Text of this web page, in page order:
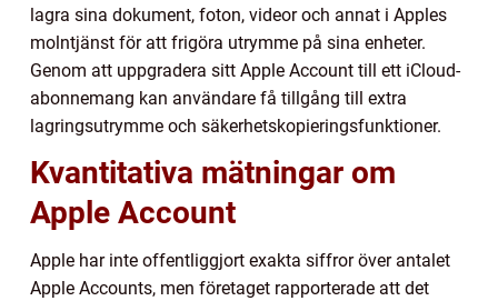
lagra sina dokument, foton, videor och annat i Apples
molntjänst för att frigöra utrymme på sina enheter.
Genom att uppgradera sitt Apple Account till ett iCloud-
abonnemang kan användare få tillgång till extra
lagringsutrymme och säkerhetskopieringsfunktioner.
Kvantitativa mätningar om
Apple Account
Apple har inte offentliggjort exakta siffror över antalet
Apple Accounts, men företaget rapporterade att det